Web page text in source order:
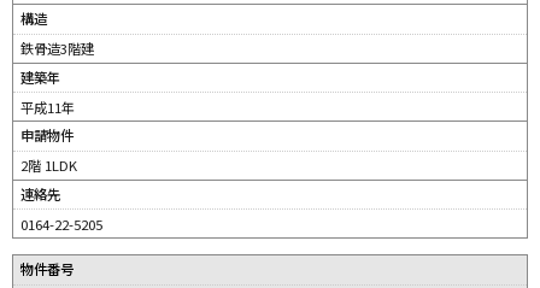
規
ン
ウ
開
ま
）
構造
鉄骨造3階建
建築年
平成11年
申請物件
2階 1LDK
連絡先
0164-22-5205
物件番号